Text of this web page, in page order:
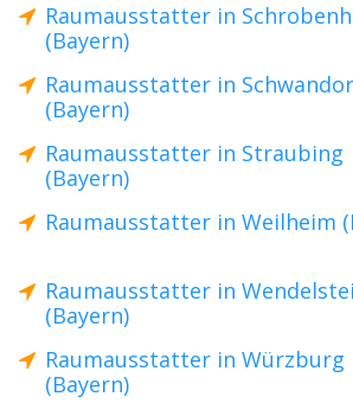
Raumausstatter in
(Bayern)
Raumausstatter in
(Bayern)
Raumausstatter in Straubing
(Bayern)
Raumausstatter in Weilheim
Raumausstatter in
(Bayern)
Raumausstatter in Würzburg
(Bayern)